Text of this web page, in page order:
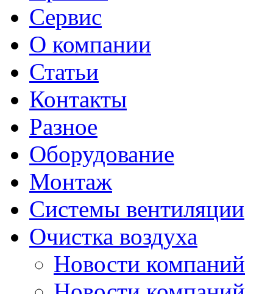
Сервис
О компании
Статьи
Контакты
Разное
Оборудование
Монтаж
Системы вентиляции
Очистка воздуха
Новости компаний